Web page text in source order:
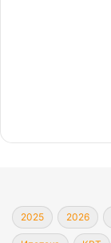
2025 2026